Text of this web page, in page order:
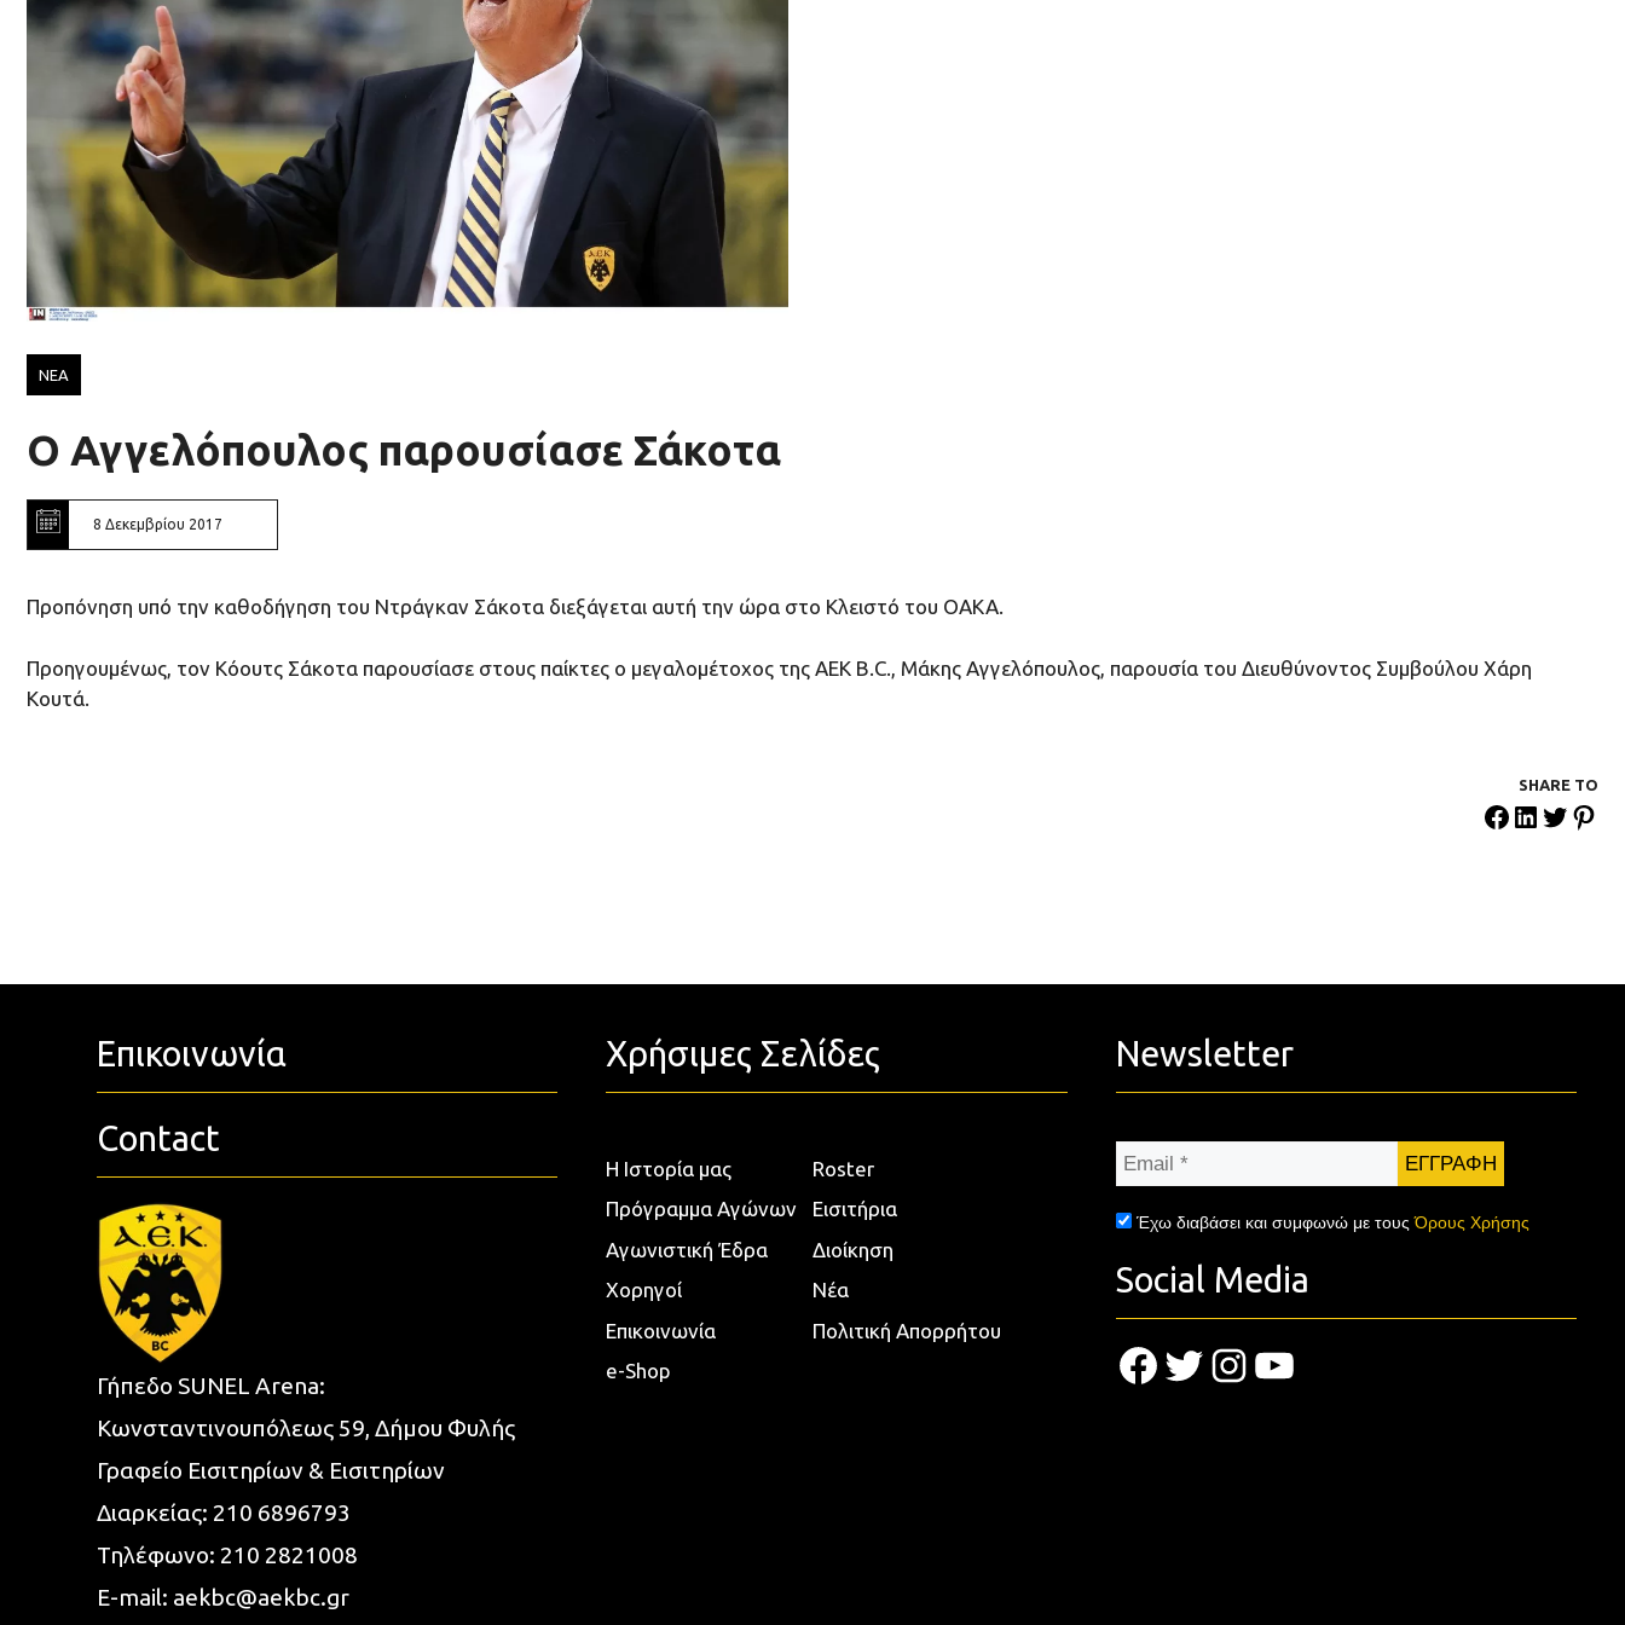
ΝΕΑ
Ο Αγγελόπουλος παρουσίασε Σάκοτα
8 Δεκεμβρίου 2017
Προπόνηση υπό την καθοδήγηση του Ντράγκαν Σάκοτα διεξάγεται αυτή την ώρα στο Κλειστό του ΟΑΚΑ.
Προηγουμένως, τον Κόουτς Σάκοτα παρουσίασε στους παίκτες ο μεγαλομέτοχος της ΑΕΚ B.C., Μάκης Αγγελόπουλος, παρουσία του Διευθύνοντος Συμβούλου Χάρη
Κουτά.
SHARE ΤΟ
Επικοινωνία
Contact
Γήπεδο SUNEL Arena:
Κωνσταντινουπόλεως 59, Δήμου Φυλής
Γραφείο Εισιτηρίων & Εισιτηρίων
Διαρκείας: 210 6896793
Τηλέφωνο: 210 2821008
E-mail: aekbc@aekbc.gr
Χρήσιμες Σελίδες
Η Ιστορία μας
Roster
Πρόγραμμα Αγώνων
Εισιτήρια
Αγωνιστική Έδρα
Διοίκηση
Χορηγοί
Νέα
Επικοινωνία
Πολιτική Απορρήτου
e-Shop
Newsletter
Email
Έχω διαβάσει και συμφωνώ με τουςΌρους Χρήσης
Social Media
Facebook
TwitterInstagram
YouTube